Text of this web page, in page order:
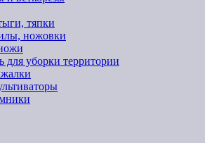
тяпки
ножовки
для уборки территории